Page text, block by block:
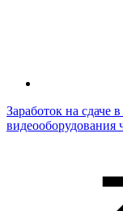
Заработок на сдаче
видеооборудования